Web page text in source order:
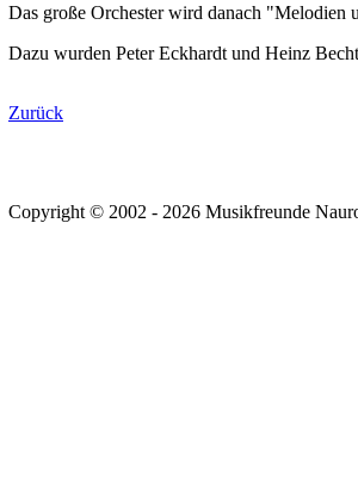
Das große Orchester wird danach "Melodien
Dazu wurden Peter Eckhardt und Heinz
Zurück
Copyright © 2002 - 2026 Musikfreunde